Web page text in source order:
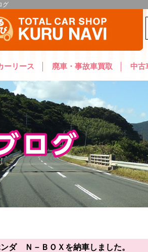
グ
ーリース 廃車・事故車買取 中古
ダ Ｎ－ＢＯＸを納車しました。